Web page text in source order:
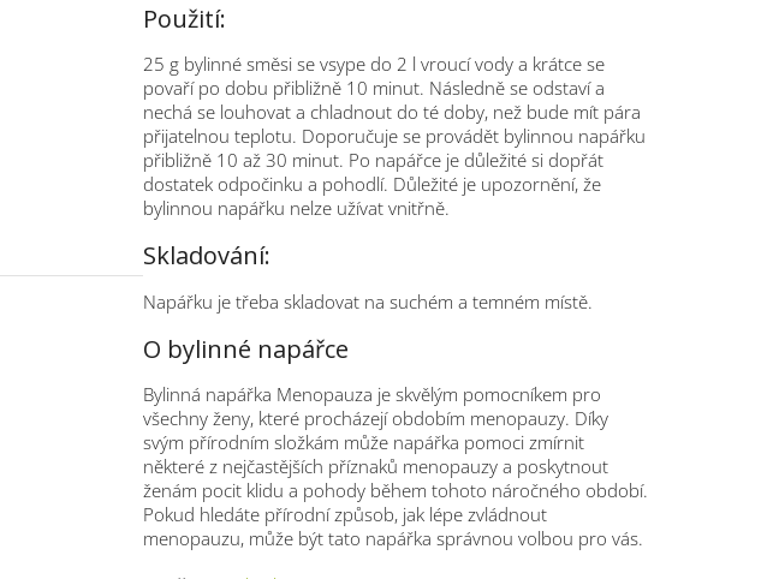
Použití:
25 g bylinné směsi se vsype do 2 l vroucí vody a krátce se
povaří po dobu přibližně 10 minut. Následně se odstaví a
nechá se louhovat a chladnout do té doby, než bude mít pára
přijatelnou teplotu. Doporučuje se provádět bylinnou napářku
přibližně 10 až 30 minut. Po napářce je důležité si dopřát
dostatek odpočinku a pohodlí. Důležité je upozornění, že
bylinnou napářku nelze užívat vnitřně.
Skladování:
Napářku je třeba skladovat na suchém a temném místě.
O bylinné napářce
Bylinná napářka Menopauza je skvělým pomocníkem pro
všechny ženy, které procházejí obdobím menopauzy. Díky
svým přírodním složkám může napářka pomoci zmírnit
některé z nejčastějších příznaků menopauzy a poskytnout
ženám pocit klidu a pohody během tohoto náročného období.
Pokud hledáte přírodní způsob, jak lépe zvládnout
menopauzu, může být tato napářka správnou volbou pro vás.